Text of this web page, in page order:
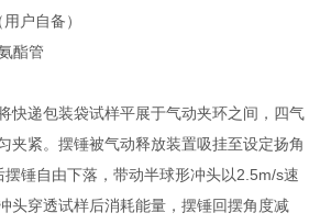
户自备）
酯管
快递包装袋试样平展于气动夹环之间，四气
夹紧。摆锤被气动释放装置吸挂至设定扬角
摆锤自由下落，带动半球形冲头以2.5m/s速
头穿透试样后消耗能量，摆锤回摆角度减